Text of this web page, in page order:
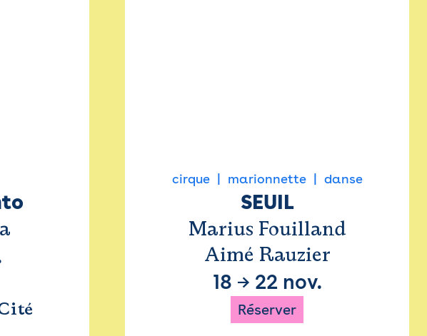
cirque marionnette danse
SEUIL
Marius Fouilland
Aimé Rauzier
18 → 22 nov.
Réserver